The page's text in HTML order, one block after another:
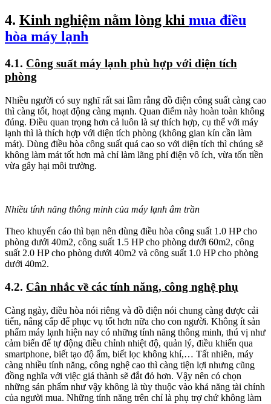
4. Kinh nghiệm nằm lòng khi mua điều
hòa máy lạnh
4.1. Công suất máy lạnh phù hợp với diện tích
phòng
Nhiều người có suy nghĩ rất sai lầm rằng đồ điện công suất càng cao
thì càng tốt, hoạt động càng mạnh. Quan điểm này hoàn toàn không
đúng. Điều quan trọng hơn cả luôn là sự thích hợp, cụ thể với máy
lạnh thì là thích hợp với diện tích phòng (không gian kín cần làm
mát). Dùng điều hòa công suất quá cao so với diện tích thì chúng sẽ
không làm mát tốt hơn mà chỉ làm lãng phí điện vô ích, vừa tốn tiền
vừa gây hại môi trường.
Nhiều tính năng thông minh của máy lạnh âm trần
Theo khuyến cáo thì bạn nên dùng điều hòa công suất 1.0 HP cho
phòng dưới 40m2, công suất 1.5 HP cho phòng dưới 60m2, công
suất 2.0 HP cho phòng dưới 40m2 và công suất 1.0 HP cho phòng
dưới 40m2.
4.2. Cân nhắc về các tính năng, công nghệ phụ
Càng ngày, điều hòa nói riêng và đồ điện nói chung càng được cải
tiến, nâng cấp để phục vụ tốt hơn nữa cho con người. Không ít sản
phẩm máy lạnh hiện nay có những tính năng thông minh, thú vị như
cảm biến để tự động điều chỉnh nhiệt độ, quản lý, điều khiển qua
smartphone, biết tạo độ ẩm, biết lọc không khí,… Tất nhiên, máy
càng nhiều tính năng, công nghệ cao thì càng tiện lợi nhưng cũng
đồng nghĩa với việc giá thành sẽ đắt đỏ hơn. Vậy nên có chọn
những sản phẩm như vậy không là tùy thuộc vào khả năng tài chính
của người mua. Những tính năng trên chỉ là phụ trợ chứ không làm